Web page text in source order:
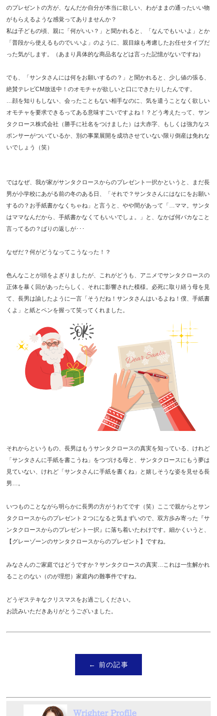
のプレゼントの方が、なんだか自分が本当に欲しい、わがままの通ったいい物
がもらえるような感覚ってありませんか？
私は子どもの頃、親に「何がいい？」と聞かれると、「なんでもいいよ」とか
「普段から使えるものでいいよ」のように、親目線も考慮したお任せタイプだ
った気がします。（あまり具体的な商品名などは言った記憶がないですね）
でも、「サンタさんには何をお願いするの？」と聞かれると、少し値の張る、
絶賛テレビCM放送中！のオモチャが欲しいと口にできたりしたんです。
…顔を知りもしない、会ったこともない相手なのに、気を遣うことなく欲しい
オモチャを要求できるってある意味すごいですよね！？どう考えたって、サン
タクロース株式会社（勝手に社名をつけました）は大赤字、もしくは強力なス
ポンサーがついているか、別の事業展開を成功させていない限り倒産は免れな
いでしょう（笑）
ではなぜ、我が家がサンタクロースからのプレゼント一択かというと、まだ長
男が小学校にあがる前の冬のある日、「それで？サンタさんにはなにをお願い
するの？お手紙書かなくちゃね」と言うと、やや間があって「…ママ。サンタ
はママなんだから、手紙書かなくてもいいでしょ。」と、なかば何バカなこと
言ってるの？ばりの返しが･･･
なぜだ？何がどうなってこうなった！？
色んなことが頭をよぎりましたが、これがどうも、アニメでサンタクロースの
正体を暴く回があったらしく、それに影響された模様。必死に取り繕う母を見
て、長男は諭したように一言「そうだね！サンタさんはいるよね！僕、手紙書
くよ」と紙とペンを握って笑ってくれました。
それからというもの、長男はもうサンタクロースの真実を知っている、けれど
「サンタさんに手紙を書こうね」をつづける母と、サンタクロースにもう夢は
見ていない、けれど「サンタさんに手紙を書くね」と嬉しそうな姿を見せる長
男…。
いつものことながら明らかに長男の方がうわてです（笑）ここで親からとサン
タクロースからのプレゼント２つになると気まずいので、双方歩み寄った『サ
ンタクロースからのプレゼント一択』に落ち着いたわけです。細かくいうと、
【グレーゾーンのサンタクロースからのプレゼント】ですね。
みなさんのご家庭ではどうですか？サンタクロースの真実…これは一生解かれ
ることのない（のが理想）家庭内の難事件ですね。
どうぞステキなクリスマスをお過ごしください。
お読みいただきありがとうございました。
← 前の記事